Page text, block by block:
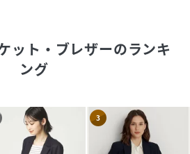
ット・ブレザーのランキ
ング
3